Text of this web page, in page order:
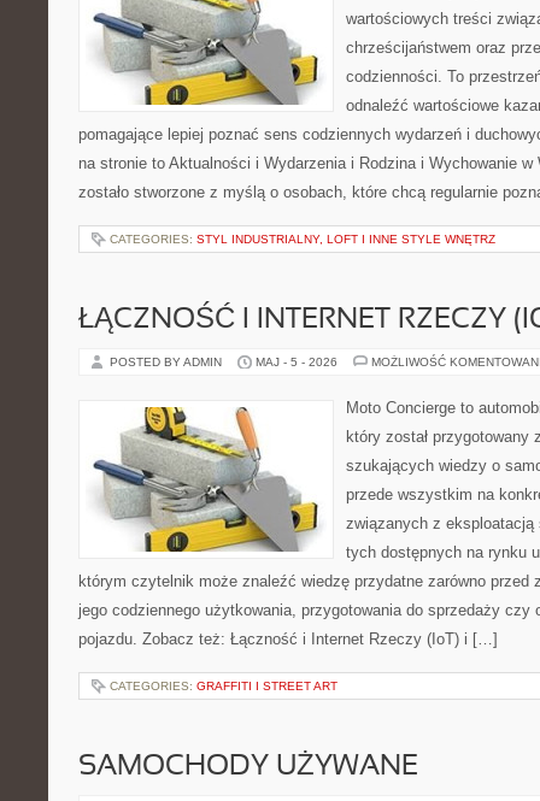
wartościowych treści
chrześcijaństwem oraz
codzienności. To
odnaleźć wartościowe
pomagające lepiej poznać sens codziennych wydarzeń i
na stronie to Aktualności i Wydarzenia i Rodzina i Wychowanie
zostało stworzone z myślą o osobach, które chcą regularnie
CATEGORIES: STYL INDUSTRIALNY, LOFT I INNE STYLE WNĘTRZ
ŁĄCZNOŚĆ I INTERNET RZECZY
POSTED BY ADMIN MAJ - 5 - 2026 MOŻLIWOŚĆ
Moto Concierge to
który został przygotowany
szukających wiedzy o
przede wszystkim na
związanych z eksploatacją
tych dostępnych na rynku
którym czytelnik może znaleźć wiedzę przydatne zarówno przed
jego codziennego użytkowania, przygotowania do sprzedaży czy
pojazdu. Zobacz też: Łączność i Internet Rzeczy (IoT) i […]
CATEGORIES: GRAFFITI I STREET ART
SAMOCHODY UŻYWANE